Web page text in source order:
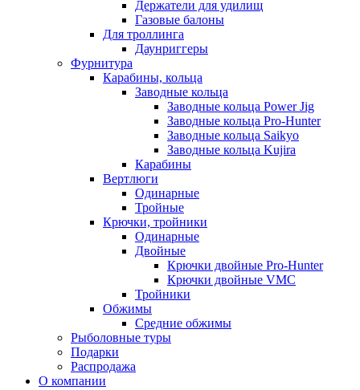
Держатели для удилищ
Газовые балоны
Для троллинга
Даунриггеры
Фурнитура
Карабины, кольца
Заводные кольца
Заводные кольца Power Jig
Заводные кольца Pro-Hunter
Заводные кольца Saikyo
Заводные кольца Kujira
Карабины
Вертлюги
Одинарные
Тройные
Крючки, тройники
Одинарные
Двойные
Крючки двойные Pro-Hunter
Крючки двойные VMC
Тройники
Обжимы
Средние обжимы
Рыболовные туры
Подарки
Распродажа
О компании